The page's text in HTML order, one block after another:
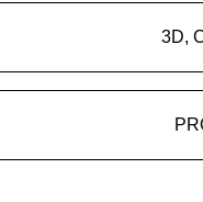
3D,